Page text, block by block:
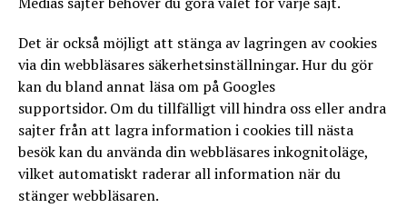
Det är också möjligt att stänga av lagringen av cookies
via din webbläsares säkerhetsinställningar. Hur du gör
kan du bland annat läsa om på Googles
supportsidor. Om du tillfälligt vill hindra oss eller andra
sajter från att lagra information i cookies till nästa
besök kan du använda din webbläsares inkognitoläge,
vilket automatiskt raderar all information när du
stänger webbläsaren.